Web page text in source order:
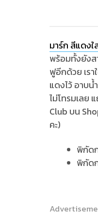
มาร์ก สีแดง
พร้อมทั้งยังส
ฟูอีกด้วย เร
แดงไว้ อาบ
ไม่โทรมเลย
Club บน
คะ)
พิกัด
พิกัด